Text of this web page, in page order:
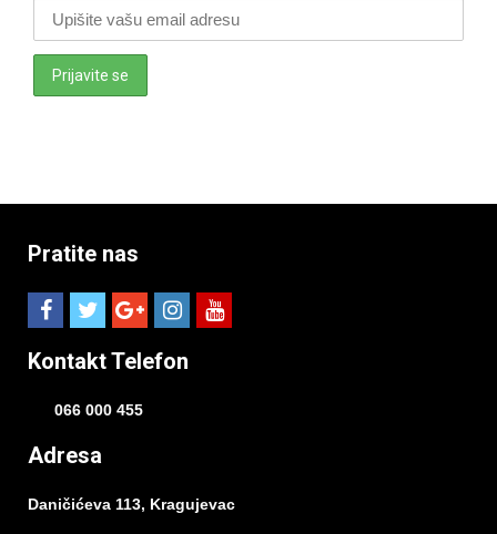
Pratite nas
Kontakt Telefon
066 000 455
Adresa
Daničićeva 113, Kragujevac